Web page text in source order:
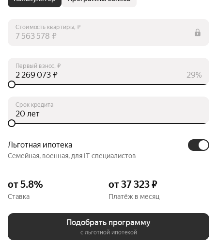
Стоимость квартиры, ₽
₽
Первый взнос, ₽
29%
₽
Срок кредита
лет
Льготная ипотека
Семейная, военная, для IT-специалистов
от 5.8%
Ставка
от 37 323 ₽
Платёж в месяц
Подобрать программу
с льготной ипотекой